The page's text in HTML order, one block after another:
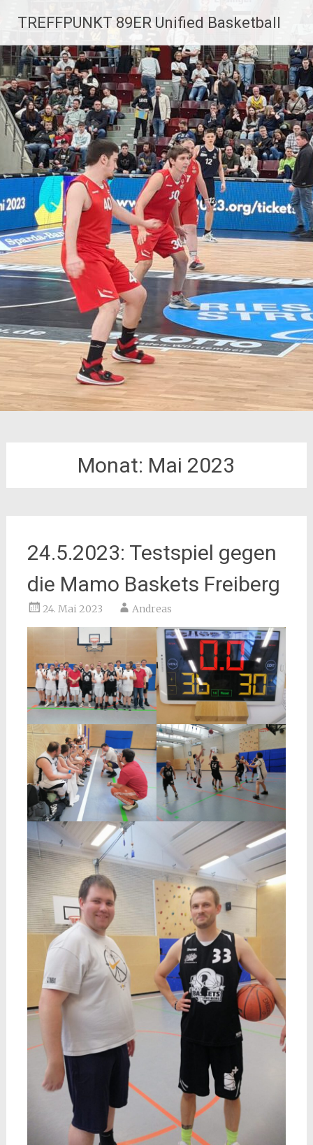
Inhalt
springen
TREFFPUNKT 89ER Unified Basketball
Monat: Mai 2023
24.5.2023: Testspiel gegen
die Mamo Baskets Freiberg
24. Mai 2023 Andreas